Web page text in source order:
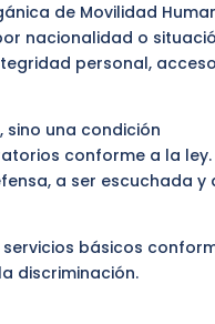
de Movilidad
nacionalidad o
personal,
una condición
conforme a la ley.
a ser escuchada y
básicos
discriminación.